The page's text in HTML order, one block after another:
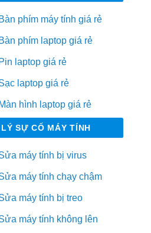
Bàn phím máy tính giá rẻ
Bàn phím laptop giá rẻ
Pin laptop giá rẻ
laptop giá rẻ
Màn hình laptop giá rẻ
SỰ CỐ MÁY TÍNH
máy tính bị virus
máy tính chạy chậm
máy tính bị treo
máy tính không lên